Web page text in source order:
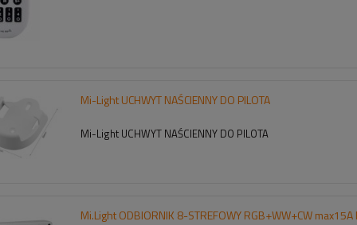
Mi-Light UCHWYT NAŚCIENNY DO PILOTA
Mi-Light UCHWYT NAŚCIENNY DO PILOTA
Mi.Light ODBIORNIK 8-STREFOWY RGB+WW+CW max15A